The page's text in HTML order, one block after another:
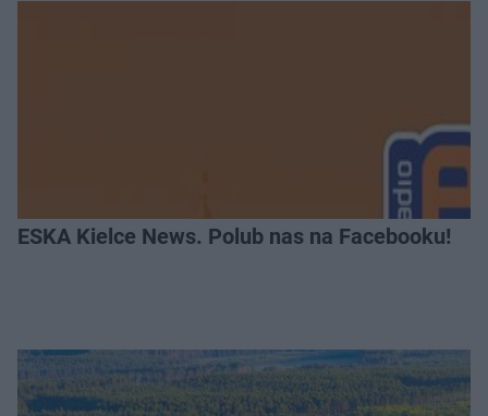
ESKA Kielce News. Polub nas na Facebooku!